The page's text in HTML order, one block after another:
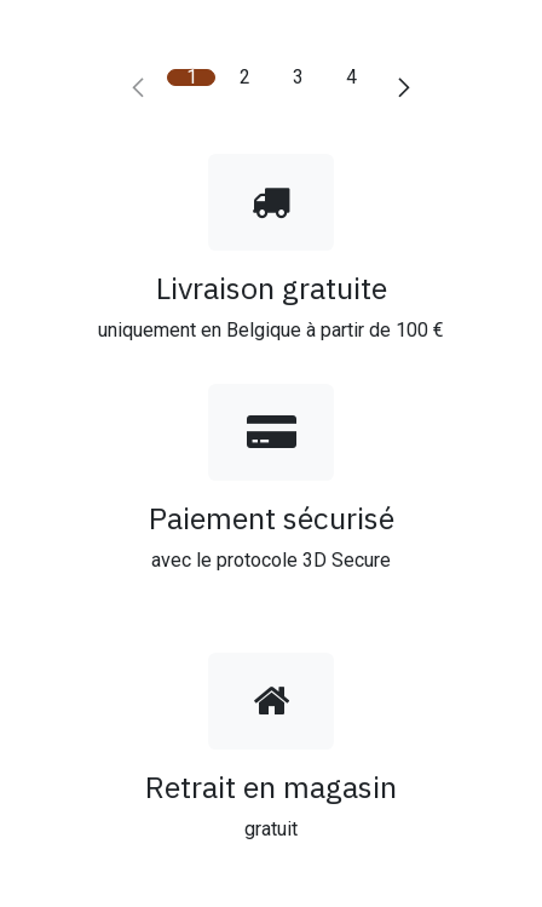
1 2 3 4
Livraison gratuite
uniquement en Belgique à partir de 100 €
Paiement sécurisé
avec le protocole 3D Secure
Retrait en magasin
gratuit